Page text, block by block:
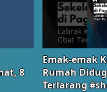
8
Emak-emak
Rumah
Terlarang